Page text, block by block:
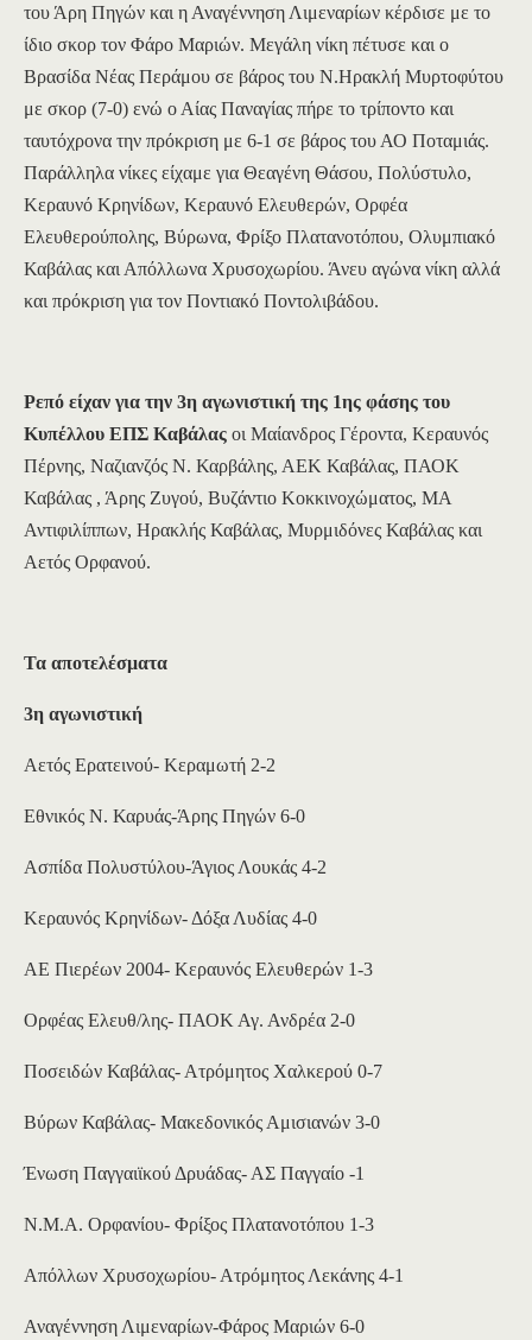
του Άρη Πηγών και η Αναγέννηση Λιμεναρίων κέρδισε με το
ίδιο σκορ τον Φάρο Μαριών. Μεγάλη νίκη πέτυσε και ο
Βρασίδα Νέας Περάμου σε βάρος του Ν.Ηρακλή Μυρτοφύτου
με σκορ (7-0) ενώ ο Αίας Παναγίας πήρε το τρίποντο και
ταυτόχρονα την πρόκριση με 6-1 σε βάρος του ΑΟ Ποταμιάς.
Παράλληλα νίκες είχαμε για Θεαγένη Θάσου, Πολύστυλο,
Κεραυνό Κρηνίδων, Κεραυνό Ελευθερών, Ορφέα
Ελευθερούπολης, Βύρωνα, Φρίξο Πλατανοτόπου, Ολυμπιακό
Καβάλας και Απόλλωνα Χρυσοχωρίου. Άνευ αγώνα νίκη αλλά
και πρόκριση για τον Ποντιακό Ποντολιβάδου.
Ρεπό είχαν για την 3η αγωνιστική της 1ης φάσης του
Κυπέλλου ΕΠΣ Καβάλας οι Μαίανδρος Γέροντα, Κεραυνός
Πέρνης, Ναζιανζός Ν. Καρβάλης, ΑΕΚ Καβάλας, ΠΑΟΚ
Καβάλας , Άρης Ζυγού, Βυζάντιο Κοκκινοχώματος, ΜΑ
Αντιφιλίππων, Ηρακλής Καβάλας, Μυρμιδόνες Καβάλας και
Αετός Ορφανού.
Τα αποτελέσματα
3η αγωνιστική
Αετός Ερατεινού- Κεραμωτή 2-2
Εθνικός Ν. Καρυάς-Άρης Πηγών 6-0
Ασπίδα Πολυστύλου-Άγιος Λουκάς 4-2
Κεραυνός Κρηνίδων- Δόξα Λυδίας 4-0
ΑΕ Πιερέων 2004- Κεραυνός Ελευθερών 1-3
Ορφέας Ελευθ/λης- ΠΑΟΚ Αγ. Ανδρέα 2-0
Ποσειδών Καβάλας- Ατρόμητος Χαλκερού 0-7
Βύρων Καβάλας- Μακεδονικός Αμισιανών 3-0
Ένωση Παγγαιϊκού Δρυάδας- ΑΣ Παγγαίο -1
Ν.Μ.Α. Ορφανίου- Φρίξος Πλατανοτόπου 1-3
Απόλλων Χρυσοχωρίου- Ατρόμητος Λεκάνης 4-1
Αναγέννηση Λιμεναρίων-Φάρος Μαριών 6-0